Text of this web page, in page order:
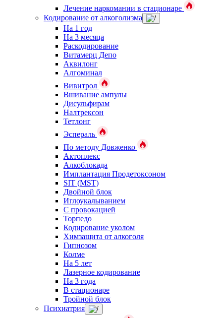
Лечение наркомании в стационаре
Кодирование от алкоголизма
На 1 год
На 3 месяца
Раскодирование
Витамерц Депо
Аквилонг
Алгоминал
Вивитрол
Вшивание ампулы
Дисульфирам
Налтрексон
Тетлонг
Эспераль
По методу Довженко
Актоплекс
Алкоблокада
Имплантация Продетоксоном
SIT (MST)
Двойной блок
Иглоукалыванием
С провокацией
Торпедо
Кодирование уколом
Химзащита от алкоголя
Гипнозом
Колме
На 5 лет
Лазерное кодирование
На 3 года
В стационаре
Тройной блок
Психиатрия